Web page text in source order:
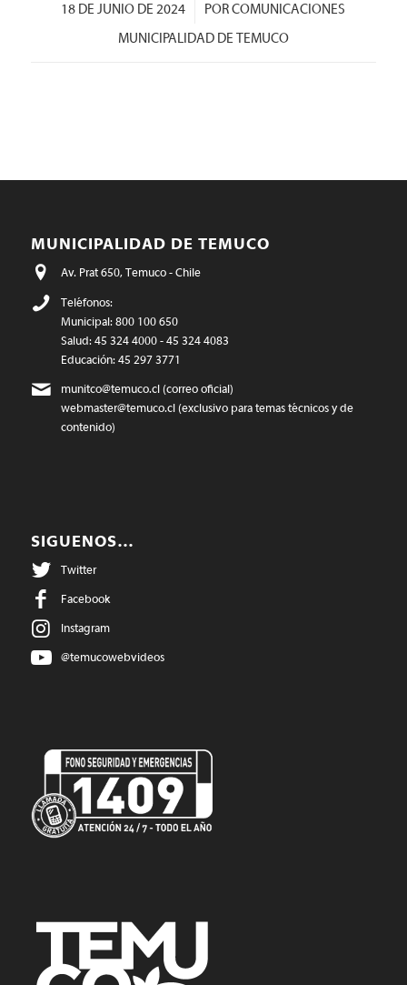
18 DE JUNIO DE 2024
/ PORCOMUNICACIONES
MUNICIPALIDAD DE TEMUCO
MUNICIPALIDAD DE TEMUCO
Av. Prat 650, Temuco - Chile
Teléfonos:
Municipal: 800 100 650
Salud: 45 324 4000 - 45 324 4083
Educación: 45 297 3771
munitco@temuco.cl(correo oficial)
webmaster@temuco.cl(exclusivo para temas técnicos y de
contenido)
SIGUENOS…
Twitter
Facebook
Instagram
@temucowebvideos